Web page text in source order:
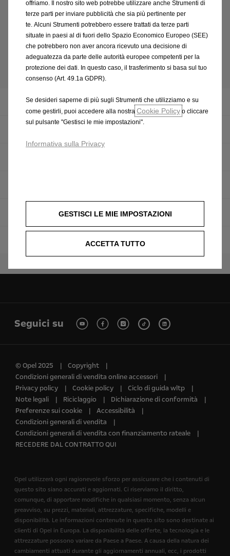
Scopri di più
Chi siamo
Filosofia
Seguici su
© Opel 2025
Copyright
Condizioni generali di vendita online accessori
Privacy policy
Cookie policy
Ciclo di guida wltp
Note legali
Riciclaggio
Dichiarazione di conformità
Preferenze sui cookie
Accessibilità
Condizioni generali di vendita
Condizioni generali di vendita con finanziamento rateale
RECEDERE DAL CONTRATTO QUI
Opel utilizzerà ogni ragionevole sforzo per assicurare che i contenuti di
questo sito siano accurati e aggiornati. Ci riserviamo il diritto,
comunque, di apportare modifiche in qualsiasi momento, senza alcun
preavviso, su prezzi, materiali, attrezzature, specifiche, modelli e
disponibilità. Le informazioni contenute in questo sito sono destinate ai
clienti di Opel in Europa. La disponibilità delle offerte, la tecnologia e le
attrezzature possono variare da Paese a Paese. A causa della natura dei
cambiamenti attuati durante gli aggiornamenti annuali, ecc, i prodotti
offriamo. Il nostro sito web potrebbe utilizzare anche Strumenti di
terze parti per inviare pubblicità che sia più pertinente per
te. Alcuni Strumenti potrebbero essere trattati da terze parti
situate in paesi al di fuori dello Spazio Economico Europeo (SEE)
che potrebbero non aver ancora ricevuto una decisione di
adeguatezza da parte delle autorità europee competenti per la
protezione dei dati. In questo caso, il trasferimento si basa sul tuo
consenso (Art. 49.1a GDPR).
Se desideri saperne di più sugli Strumenti che utilizziamo e su
come gestirli, puoi accedere alla nostra Cookie Policy o cliccare
sul pulsante "Gestisci le mie impostazioni".
Informativa sulla Privacy
GESTISCI LE MIE IMPOSTAZIONI
ACCETTA TUTTO